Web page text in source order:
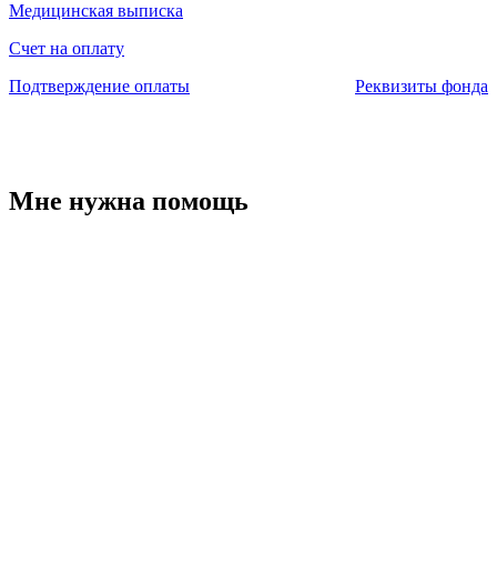
Медицинская выписка
Счет на оплату
Подтверждение оплаты
Реквизиты фонда
Мне нужна помощь